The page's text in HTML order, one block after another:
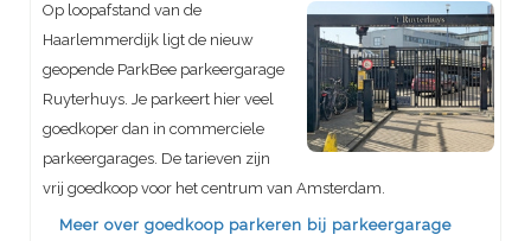
Op loopafstand van de
Haarlemmerdijk ligt de nieuw
geopende ParkBee parkeergarage
Ruyterhuys. Je parkeert hier veel
goedkoper dan in commerciele
parkeergarages. De tarieven zijn
vrij goedkoop voor het centrum van Amsterdam.
Meer over goedkoop parkeren bij parkeergarage